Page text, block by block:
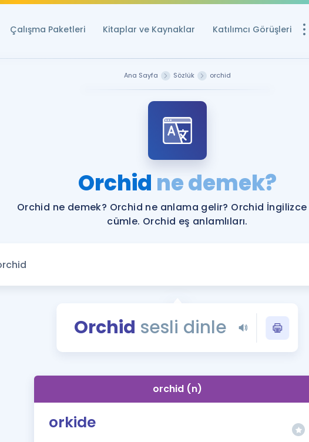
Çalışma Paketleri Kitaplar ve Kaynaklar Katılımcı Görüşleri
YDS ve YÖKDİL
Rehberlik Aracı
YDS ve YÖKDİL'e
Tüm ÖSYM
YDS - YÖKDİL
İngilizce Gramer
Ana Sayfa Sözlük orchid
Orchid ne demek?
Orchid ne demek? Orchid ne anlama gelir? Orchid
cümle. Orchid eş anlamlıları.
Orchid sesli dinle
orchid (n)
orkide